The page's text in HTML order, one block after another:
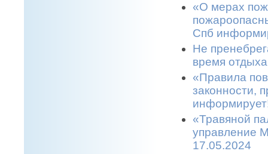
«О мерах
Спб
Не
время
«Правила
законности,
«Травяной
управление
17.05.2024